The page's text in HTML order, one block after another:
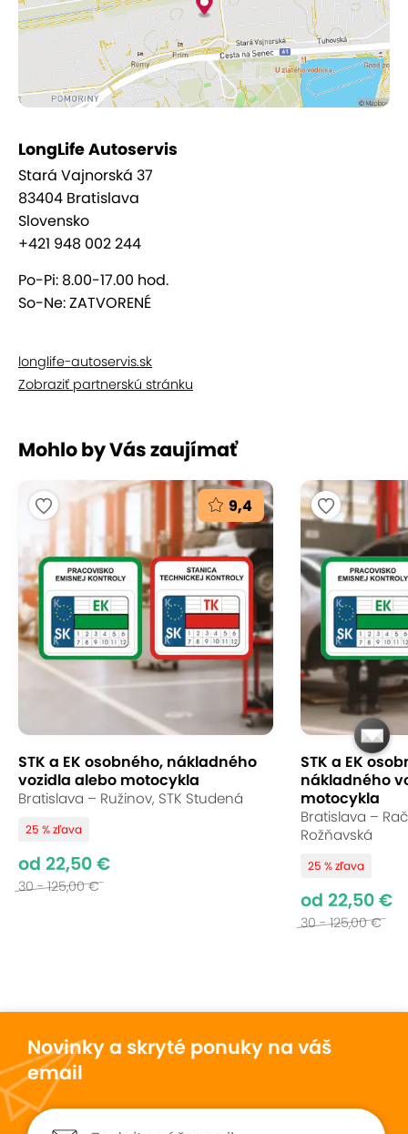
LongLife Autoservis
Stará Vajnorská 37
83404 Bratislava
Slovensko
+421 948 002 244
Po-Pi: 8.00-17.00 hod.
So-Ne: ZATVORENÉ
longlife-autoservis.sk
Zobraziť partnerskú stránku
Mohlo by Vás zaujímať
9,4
STK a EK osobného, nákladného
vozidla alebo motocykla
Bratislava – Ružinov, STK Studená
25 % zľava
od 22,50 €
30 - 125,00 €
STK a EK
nákladného
motocykla
Bratislava –
Rožňavská
25 % zľava
od 22,50 €
30 - 125,00 €
Novinky a skryté ponuky na váš
email